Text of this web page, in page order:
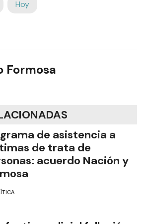
Hoy
Formosa
de asistencia a
de trata de
acuerdo Nación y